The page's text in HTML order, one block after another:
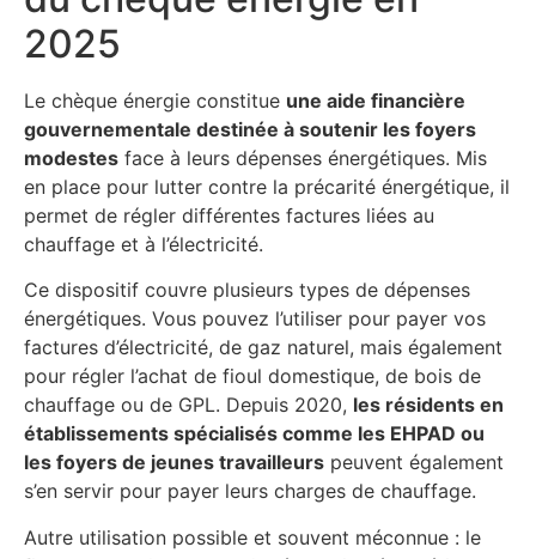
2025
Le chèque énergie constitue une aide financière
gouvernementale destinée à soutenir les foyers
modestes face à leurs dépenses énergétiques. Mis
en place pour lutter contre la précarité énergétique, il
permet de régler différentes factures liées au
chauffage et à l’électricité.
Ce dispositif couvre plusieurs types de dépenses
énergétiques. Vous pouvez l’utiliser pour payer vos
factures d’électricité, de gaz naturel, mais également
pour régler l’achat de fioul domestique, de bois de
chauffage ou de GPL. Depuis 2020, les résidents en
établissements spécialisés comme les EHPAD ou
les foyers de jeunes travailleurs peuvent également
s’en servir pour payer leurs charges de chauffage.
Autre utilisation possible et souvent méconnue : le